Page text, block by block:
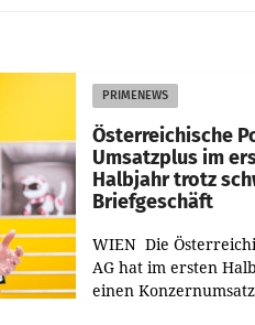
PRIMENEWS
Österreichische
Umsatzplus im
Halbjahr trotz
Briefgeschäft
WIEN Die
AG hat im ersten
einen